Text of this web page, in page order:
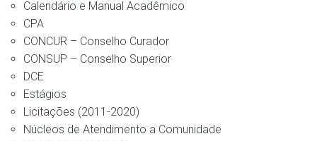
Calendário e Manual Acadêmico
CPA
CONCUR – Conselho Curador
CONSUP – Conselho Superior
DCE
Estágios
Licitações (2011-2020)
Núcleos de Atendimento a Comunidade